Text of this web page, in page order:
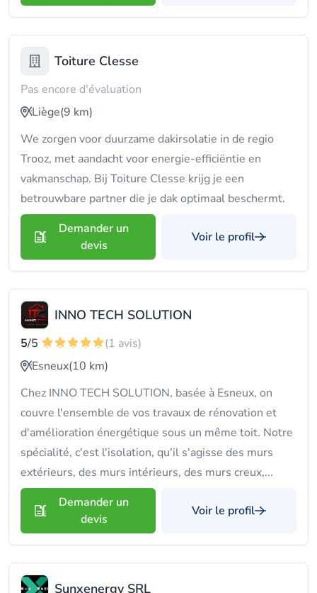
Toiture Clesse
Pas encore d'évaluation
Liège(9 km)
We zorgen voor duurzame dakirsolatie in de regio
Trooz, met aandacht voor energie-efficiëntie en
vakmanschap. Bij Toiture Clesse krijg je een
betrouwbare partner die je dak optimaal beschermt.
Demander un
devis
Voir le profil
INNO TECH SOLUTION
5/5
(1 avis)
Esneux(10 km)
Chez INNO TECH SOLUTION, basée à Esneux, on
couvre l'ensemble de vos travaux de rénovation et
d'amélioration énergétique sous un même toit. Notre
spécialité, c'est l'isolation, qu'il s'agisse des murs
extérieurs, des murs intérieurs, des murs creux,...
Demander un
devis
Voir le profil
Sunxenergy SRL